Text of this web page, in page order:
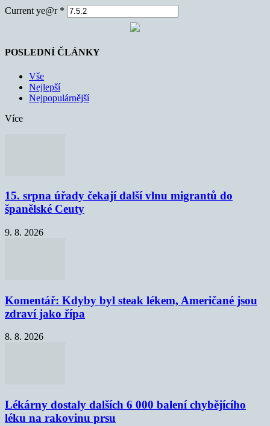
Current ye@r *
POSLEDNÍ ČLÁNKY
Vše
Nejlepší
Nejpopulárnější
Více
15. srpna úřady čekají další vlnu migrantů do
španělské Ceuty
9. 8. 2026
Komentář: Kdyby byl steak lékem, Američané jsou
zdraví jako řípa
8. 8. 2026
Lékárny dostaly dalších 6 000 balení chybějícího
léku na rakovinu prsu